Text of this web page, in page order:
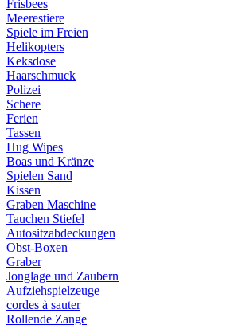
Frisbees
Meerestiere
Spiele im Freien
Helikopters
Keksdose
Haarschmuck
Polizei
Schere
Ferien
Tassen
Hug Wipes
Boas und Kränze
Spielen Sand
Kissen
Graben Maschine
Tauchen Stiefel
Autositzabdeckungen
Obst-Boxen
Graber
Jonglage und Zaubern
Aufziehspielzeuge
cordes à sauter
Rollende Zange